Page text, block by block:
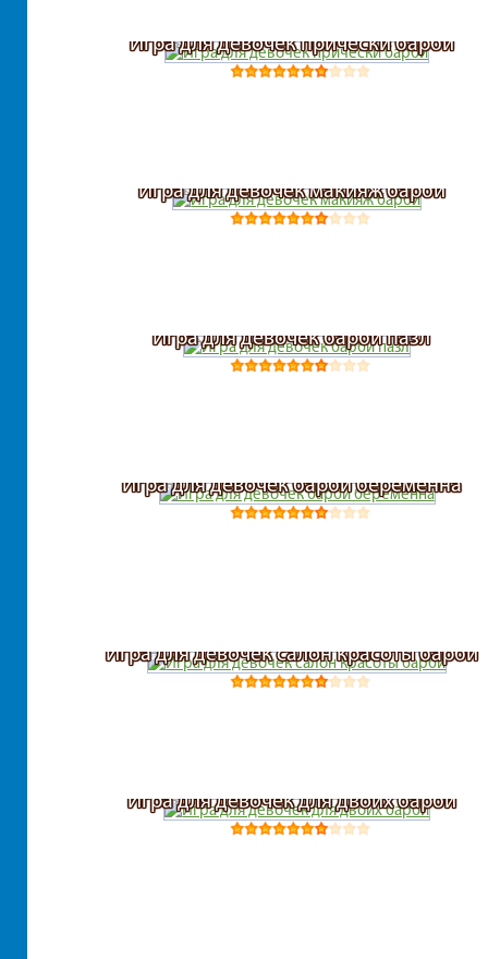
Игра для девочек прически барби
Игра для девочек макияж барби
Игра для девочек барби пазл
Игра для девочек барби беременна
Игра для девочек салон красоты барби
Игра для девочек для двоих барби